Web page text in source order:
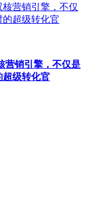
营销引擎，不仅是
超级转化官